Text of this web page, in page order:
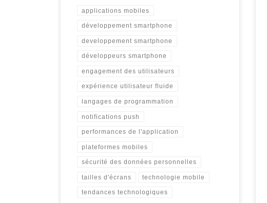
applications mobiles
développement smartphone
developpement smartphone
développeurs smartphone
engagement des utilisateurs
expérience utilisateur fluide
langages de programmation
notifications push
performances de l'application
plateformes mobiles
sécurité des données personnelles
tailles d'écrans technologie mobile
tendances technologiques